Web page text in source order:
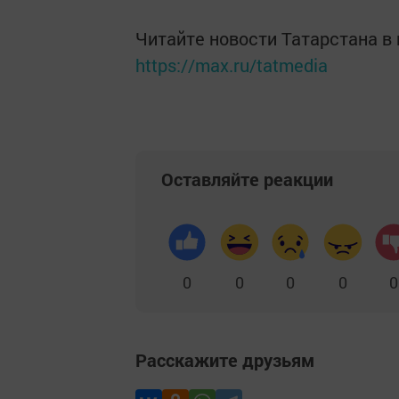
Читайте новости Татарстана
https://max.ru/tatmedia
Оставляйте реакции
0 0 0 0 0
Расскажите друзьям